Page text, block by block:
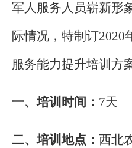
军人服务人员崭新形
际情况，特制订2020
服务能力提升培训方
一、培训时间： 7天
二、培训地点： 西北